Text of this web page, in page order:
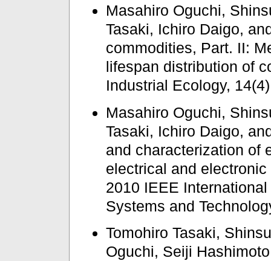
Masahiro Oguchi,
Tasaki, Ichiro Daigo,
commodities, Part. ΙΙ:
lifespan distribution of
Industrial Ecology,
Masahiro Oguchi,
Tasaki, Ichiro Daigo,
and characterization of
electrical and
2010 IEEE
Systems and
Tomohiro Tasaki,
Oguchi, Seiji